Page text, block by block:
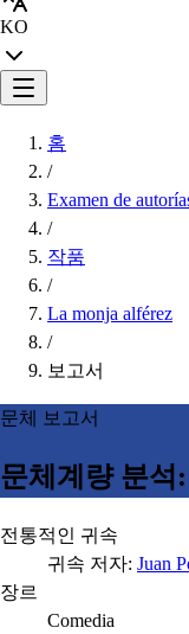
KO
홈
/
Examen de
/
작품
/
La monja alférez
/
보고서
문체 보고서
문체계량 분석:
전통적인 귀속
귀속 저자: Juan
장르
Comedia